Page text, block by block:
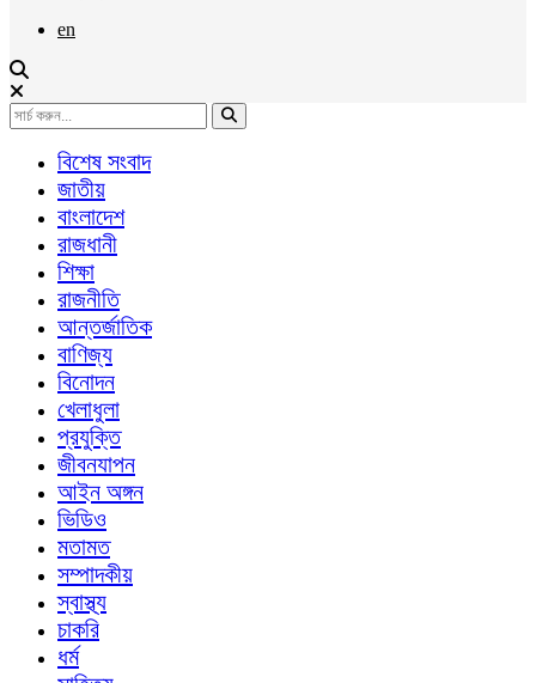
en
বিশেষ সংবাদ
জাতীয়
বাংলাদেশ
রাজধানী
শিক্ষা
রাজনীতি
আন্তর্জাতিক
বাণিজ্য
বিনোদন
খেলাধুলা
প্রযুক্তি
জীবনযাপন
আইন অঙ্গন
ভিডিও
মতামত
সম্পাদকীয়
স্বাস্থ্য
চাকরি
ধর্ম